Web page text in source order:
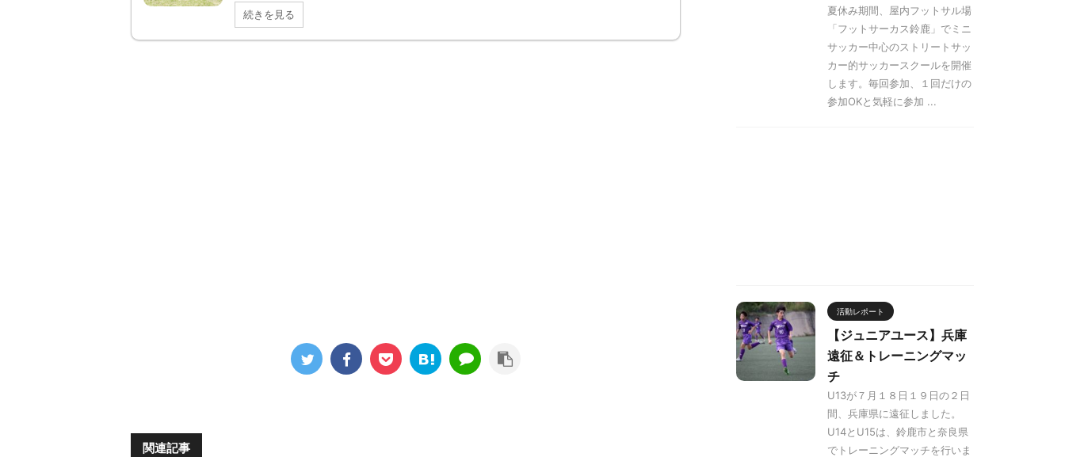
続きを見る
関連記事
夏休み期間、屋内フットサル場
「フットサーカス鈴鹿」でミニ
サッカー中心のストリートサッ
カー的サッカースクールを開催
します。毎回参加、１回だけの
参加OKと気軽に参加 ...
活動レポート
【ジュニアユース】兵庫
遠征＆トレーニングマッ
チ
U13が７月１８日１９日の２日
間、兵庫県に遠征しました。
U14とU15は、鈴鹿市と奈良県
でトレーニングマッチを行いま